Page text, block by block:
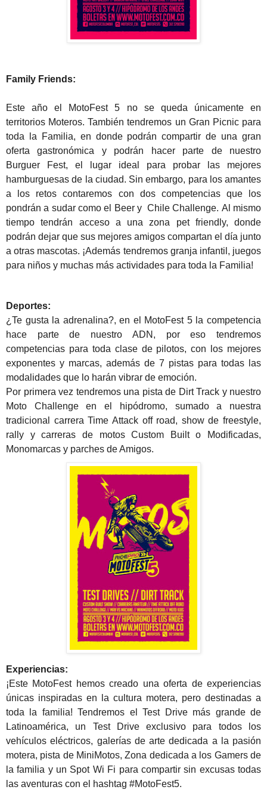
Family Friends:
Este año el MotoFest 5 no se queda únicamente en
territorios Moteros. También tendremos un Gran Picnic para
toda la Familia, en donde podrán compartir de una gran
oferta gastronómica y podrán hacer parte de nuestro
Burguer Fest, el lugar ideal para probar las mejores
hamburguesas de la ciudad. Sin embargo, para los amantes
a los retos contaremos con dos competencias que los
pondrán a sudar como el Beer y Chile Challenge. Al mismo
tiempo tendrán acceso a una zona pet friendly, donde
podrán dejar que sus mejores amigos compartan el día junto
a otras mascotas. ¡Además tendremos granja infantil, juegos
para niños y muchas más actividades para toda la Familia!
Deportes:
¿Te gusta la adrenalina?, en el MotoFest 5 la competencia
hace parte de nuestro ADN, por eso tendremos
competencias para toda clase de pilotos, con los mejores
exponentes y marcas, además de 7 pistas para todas las
modalidades que lo harán vibrar de emoción.
Por primera vez tendremos una pista de Dirt Track y nuestro
Moto Challenge en el hipódromo, sumado a nuestra
tradicional carrera Time Attack off road, show de freestyle,
rally y carreras de motos Custom Built o Modificadas,
Monomarcas y parches de Amigos.
Experiencias:
¡Este MotoFest hemos creado una oferta de experiencias
únicas inspiradas en la cultura motera, pero destinadas a
toda la familia!Tendremos el Test Drive más grande de
Latinoamérica, un Test Drive exclusivo para todos los
vehículos eléctricos, galerías de arte dedicada a la pasión
motera, pista de MiniMotos, Zona dedicada a los Gamers de
la familia y un Spot Wi Fi para compartir sin excusas todas
las aventuras con el hashtag #MotoFest5.